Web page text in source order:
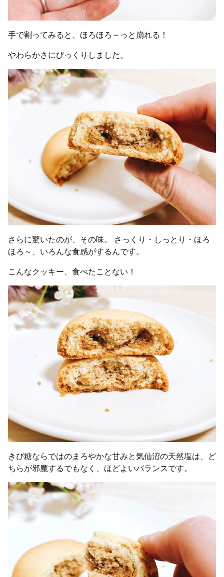
手で割ってみると、ほろほろ～っと崩れる！
やわらかさにびっくりしました。
さらに驚いたのが、その味。 さっくり・しっとり・ほろ
ほろ～、いろんな食感がするんです。
こんなクッキー、食べたことない！
きび糖ならではのまろやかな甘みと気仙沼の天然塩は、ど
ちらが邪魔するでもなく、ほどよいバランスです。